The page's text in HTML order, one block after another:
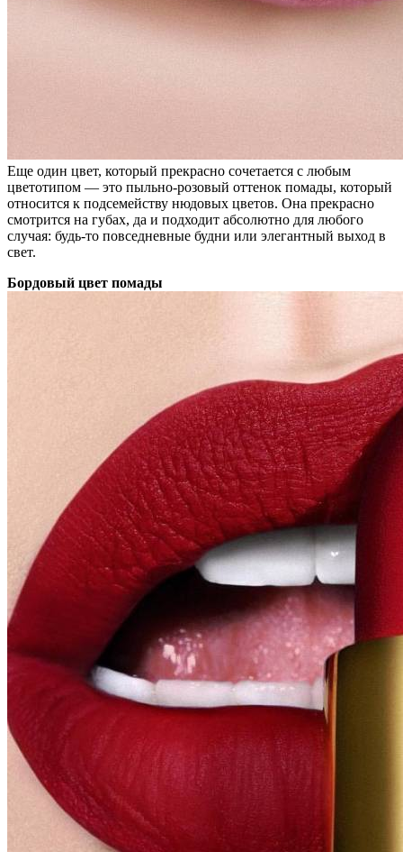
Еще один цвет, который прекрасно сочетается с любым
цветотипом — это пыльно-розовый оттенок помады, который
относится к подсемейству нюдовых цветов. Она прекрасно
смотрится на губах, да и подходит абсолютно для любого
случая: будь-то повседневные будни или элегантный выход в
свет.
Бордовый цвет помады